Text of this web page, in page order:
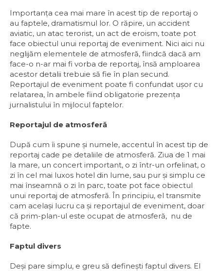
Importanţa cea mai mare în acest tip de reportaj o
au faptele, dramatismul lor. O răpire, un accident
aviatic, un atac terorist, un act de eroism, toate pot
face obiectul unui reportaj de eveniment. Nici aici nu
neglijăm elementele de atmosferă, fiindcă dacă am
face-o n-ar mai fi vorba de reportaj, însă amploarea
acestor detalii trebuie să fie în plan secund.
Reportajul de eveniment poate fi confundat ușor cu
relatarea, în ambele fiind obligatorie prezenţa
jurnalistului în mijlocul faptelor.
Reportajul de atmosferă
După cum îi spune și numele, accentul în acest tip de
reportaj cade pe detaliile de atmosferă. Ziua de 1 mai
la mare, un concert important, o zi într-un orfelinat, o
zi în cel mai luxos hotel din lume, sau pur și simplu ce
mai înseamnă o zi în parc, toate pot face obiectul
unui reportaj de atmosferă. În principiu, el transmite
cam același lucru ca și reportajul de eveniment, doar
că prim-plan-ul este ocupat de atmosferă, nu de
fapte.
Faptul divers
Deși pare simplu, e greu să definești faptul divers. El